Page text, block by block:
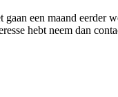
gaan een maand eerder
hebt neem dan